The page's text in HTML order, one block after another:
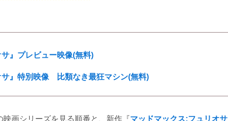
』プレビュー映像(無料)
サ』特別映像 比類なき最狂マシン(無料)
映画シリーズを見る順番と、新作『マッドマックス:フュリオサ